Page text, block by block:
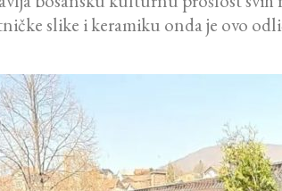
slike i keramiku onda je ovo